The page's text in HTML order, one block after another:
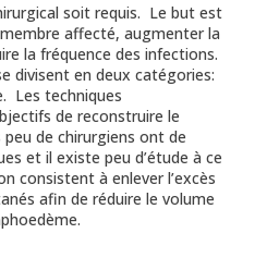
soit requis. Le but est
affecté, augmenter la
la fréquence des infections.
divisent en deux catégories:
Les techniques
de reconstruire le
de chirurgiens ont de
et il existe peu d’étude à ce
consistent à enlever l’excès
afin de réduire le volume